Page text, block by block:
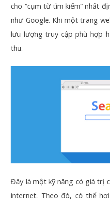
cho “cụm từ tìm kiếm” nhất
như Google. Khi một trang
lưu lượng truy cập phù hợp
thu.
Đây là một kỹ năng có giá trị
internet. Theo đó, có thể